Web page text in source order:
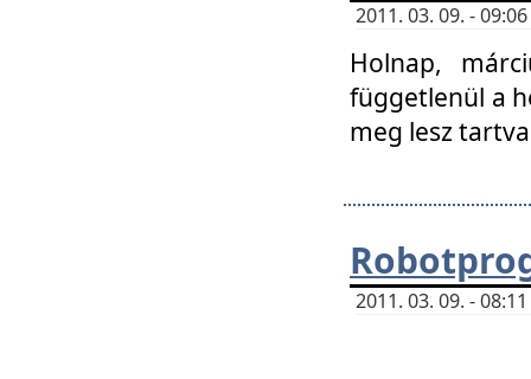
2011. 03. 09. -
Holnap,
függetlenül a
meg lesz
2011. 03. 09. -